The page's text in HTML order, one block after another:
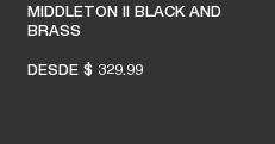
MIDDLETON II BLACK AND
BRASS
DESDE $ 329.99